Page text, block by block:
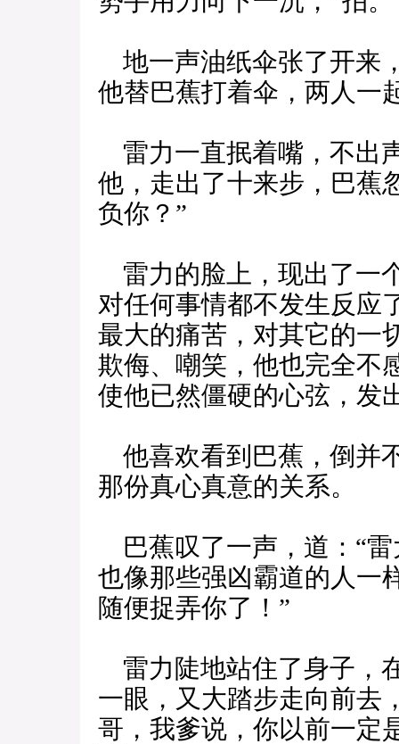
地一声油纸伞张了开来
他替巴蕉打着伞，两人一
雷力一直抿着嘴，不出
他，走出了十来步，巴蕉
负你？”
雷力的脸上，现出了一
对任何事情都不发生反应
最大的痛苦，对其它的一
欺侮、嘲笑，他也完全不
使他已然僵硬的心弦，发
他喜欢看到巴蕉，倒并
那份真心真意的关系。
巴蕉叹了一声，道：“
也像那些强凶霸道的人一
随便捉弄你了！”
雷力陡地站住了身子，
一眼，又大踏步走向前去
哥，我爹说，你以前一定